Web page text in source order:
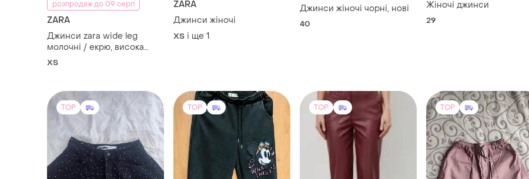
TOP
800 грн 1
TOP
1300 грн 14
TOP
300 грн
TOP
5500 грн 10